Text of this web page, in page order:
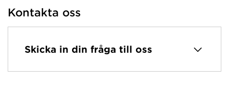
Kontakta oss
Skicka in din fråga till oss